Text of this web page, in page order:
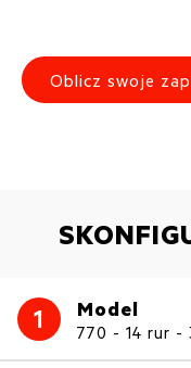
Oblicz swoje
1 Model
770 - 14 rur -